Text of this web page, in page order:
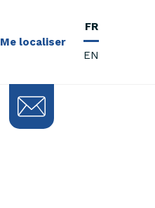
Me localiser
FR
EN